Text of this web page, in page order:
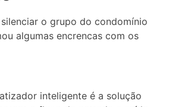
o grupo do condomínio
algumas encrencas com os
inteligente é a solução